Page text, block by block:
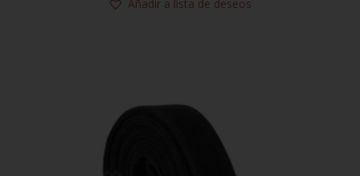
Añadir a lista de deseos